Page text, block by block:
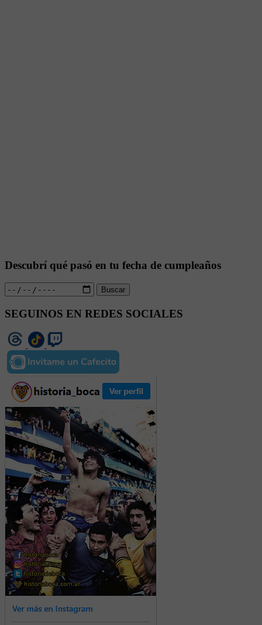
Descubrí qué pasó en tu fecha de cumpleaños
Buscar
SEGUINOS EN REDES SOCIALES